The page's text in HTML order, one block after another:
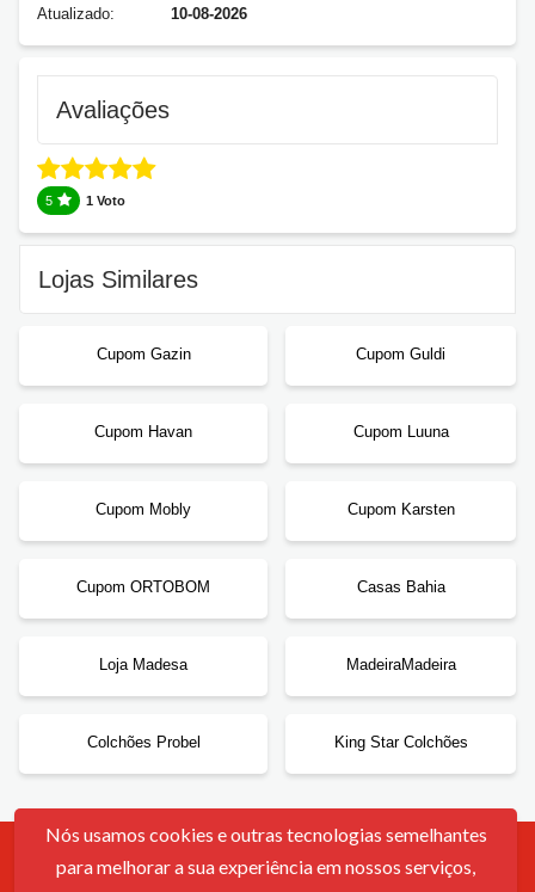
Atualizado:
10-08-2026
Avaliações
5 1 Voto
Lojas Similares
Cupom Gazin Cupom Guldi
Cupom Havan Cupom Luuna
Cupom Mobly Cupom Karsten
Cupom ORTOBOM Casas Bahia
Loja Madesa MadeiraMadeira
Colchões Probel King Star Colchões
Contato Sobre Nós Política De Cookies Termos De Uso
Nós usamos cookies e outras tecnologias semelhantes
para melhorar a sua experiência em nossos serviços,